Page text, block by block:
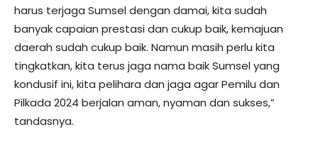
harus terjaga Sumsel dengan damai, kita sudah
banyak capaian prestasi dan cukup baik, kemajuan
daerah sudah cukup baik. Namun masih perlu kita
tingkatkan, kita terus jaga nama baik Sumsel yang
kondusif ini, kita pelihara dan jaga agar Pemilu dan
Pilkada 2024 berjalan aman, nyaman dan sukses,”
tandasnya.